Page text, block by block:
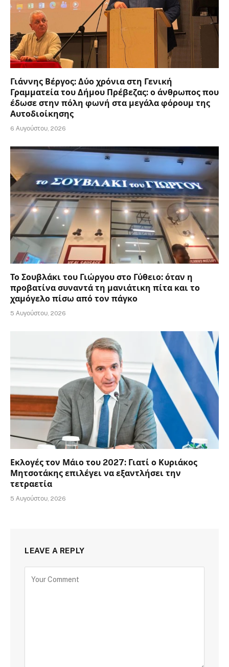
Γιάννης Βέργος: Δύο χρόνια στη Γενική
Γραμματεία του Δήμου Πρέβεζας: ο άνθρωπος που
έδωσε στην πόλη φωνή στα μεγάλα φόρουμ της
Αυτοδιοίκησης
6 Αυγούστου, 2026
Το Σουβλάκι του Γιώργου στο Γύθειο: όταν η
προβατίνα συναντά τη μανιάτικη πίτα και το
χαμόγελο πίσω από τον πάγκο
5 Αυγούστου, 2026
Εκλογές τον Μάιο του 2027: Γιατί ο Κυριάκος
Μητσοτάκης επιλέγει να εξαντλήσει την
τετραετία
5 Αυγούστου, 2026
LEAVE A REPLY